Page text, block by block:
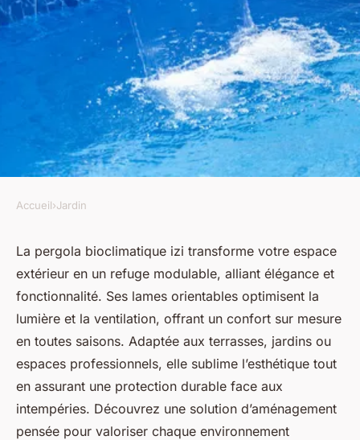
Découvrez la pergola
bioclimatique izi pour un
extérieur idéal
Antoine•5 octobre 2025•6 min de lecture
Accueil›Jardin
La pergola bioclimatique izi transforme votre espace
extérieur en un refuge modulable, alliant élégance et
fonctionnalité. Ses lames orientables optimisent la
lumière et la ventilation, offrant un confort sur mesure
en toutes saisons. Adaptée aux terrasses, jardins ou
espaces professionnels, elle sublime l’esthétique tout
en assurant une protection durable face aux
intempéries. Découvrez une solution d’aménagement
pensée pour valoriser chaque environnement